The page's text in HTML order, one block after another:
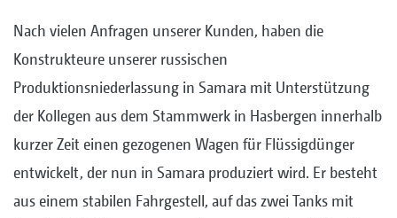
Nach vielen Anfragen unserer Kunden, haben die
Konstrukteure unserer russischen
Produktionsniederlassung in Samara mit Unterstützung
der Kollegen aus dem Stammwerk in Hasbergen innerhalb
kurzer Zeit einen gezogenen Wagen für Flüssigdünger
entwickelt, der nun in Samara produziert wird. Er besteht
aus einem stabilen Fahrgestell, auf das zwei Tanks mit